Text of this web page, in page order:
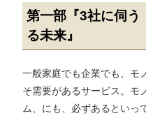
第一部『3社に伺う
る未来』
一般家庭でも企業でも、モ
そ需要があるサービス。モ
ム、にも、必ずあるといっ